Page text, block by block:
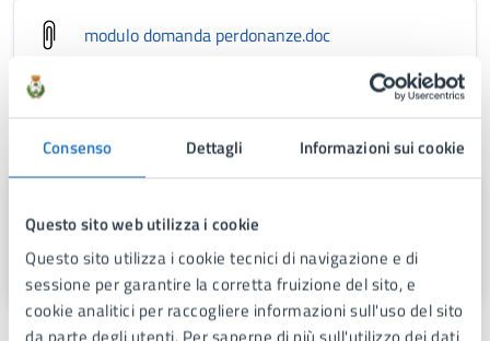
Consenso Dettagli Informazioni sui cookie
Questo sito web utilizza i cookie
Questo sito utilizza i cookie tecnici di navigazione e di
sessione per garantire la corretta fruizione del sito, e
cookie analitici per raccogliere informazioni sull'uso del sito
modulo domanda perdonanze.doc
A cura di
Via Fra Benedetto Margarito, 1, 74024